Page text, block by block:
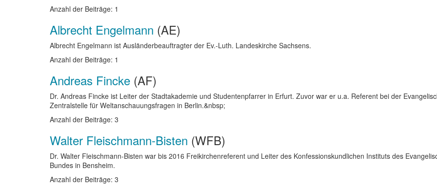
Anzahl der Beiträge: 1
Albrecht Engelmann (AE)
Albrecht Engelmann ist Ausländerbeauftragter der Ev.-Luth. Landeskirche Sachsens.
Anzahl der Beiträge: 1
Andreas Fincke (AF)
Dr. Andreas Fincke ist Leiter der Stadtakademie und Studentenpfarrer in Erfurt. Zuvor war er u.a. Referent bei der
Zentralstelle für Weltanschauungsfragen in Berlin.&nbsp;
Anzahl der Beiträge: 3
Walter Fleischmann-Bisten (WFB)
Dr. Walter Fleischmann-Bisten war bis 2016 Freikirchenreferent und Leiter des Konfessionskundlichen Instituts des
Bundes in Bensheim.
Anzahl der Beiträge: 3